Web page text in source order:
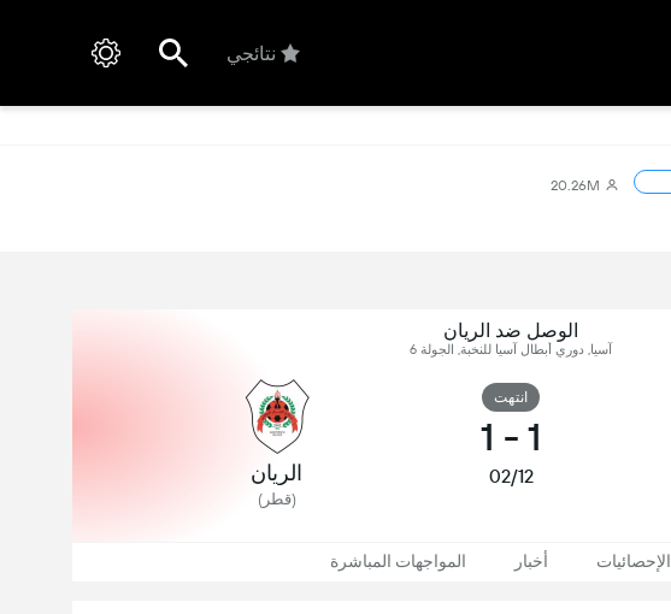
نتائجي
20.26M
الوصل ضد الريان
آسيا, دوري أبطال آسيا للنخبة, الجولة 6
انتهت
1
-
1
02/12 الريان
(قطر)
الإحصائيات أخبار المواجهات المباشرة